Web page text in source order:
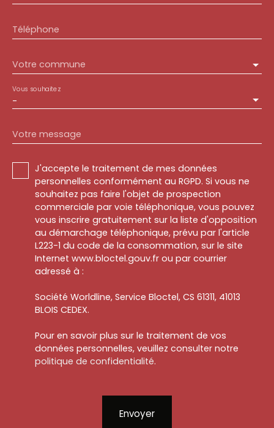
Téléphone
Votre commune
-
Vous souhaitez
Votre message
J'accepte le traitement de mes données
personnelles conformément au RGPD. Si vous ne
souhaitez pas faire l'objet de prospection
commerciale par voie téléphonique, vous pouvez
vous inscrire gratuitement sur la liste d'opposition
au démarchage téléphonique, prévu par l'article
L223-1 du code de la consommation, sur le site
Internet www.bloctel.gouv.fr ou par courrier
adressé à :
Société Worldline, Service Bloctel, CS 61311, 41013
BLOIS CEDEX.
Pour en savoir plus sur le traitement de vos
données personnelles, veuillez consulter notre
politique de confidentialité.
Envoyer